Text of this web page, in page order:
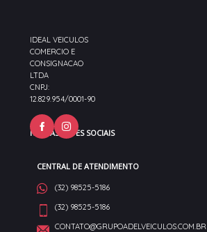
IDEAL VEICULOS
COMERCIO E
CONSIGNACAO
LTDA
CNPJ:
12.829.954/0001-90
NOSSAS REDES SOCIAIS
CENTRAL DE ATENDIMENTO
(32) 98525-5186
(32) 98525-5186
CONTATO@GRUPOADELVEICULOS.COM.BR